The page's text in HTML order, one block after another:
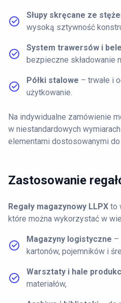
Słupy skręcane ze
wysoką sztywność
System trawersów i
bezpieczne składowanie
Półki stalowe – trwałe i
użytkowanie.
Na indywidualne zamówienie
w niestandardowych
elementami dostosowanymi
Zastosowanie
Regały magazynowy LLPX to
które można wykorzystać w
Magazyny logistyczne –
kartonów, pojemników i
Warsztaty i hale
materiałów,